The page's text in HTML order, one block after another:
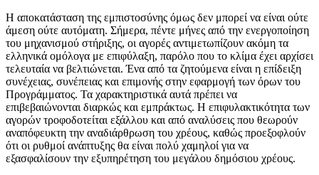
Η αποκατάσταση της εμπιστοσύνης όμως δεν μπορεί να είναι ούτε
άμεση ούτε αυτόματη. Σήμερα, πέντε μήνες από την ενεργοποίηση
του μηχανισμού στήριξης, οι αγορές αντιμετωπίζουν ακόμη τα
ελληνικά ομόλογα με επιφύλαξη, παρόλο που το κλίμα έχει αρχίσει
τελευταία να βελτιώνεται. Ένα από τα ζητούμενα είναι η επίδειξη
συνέχειας, συνέπειας και επιμονής στην εφαρμογή των όρων του
Προγράμματος. Τα χαρακτηριστικά αυτά πρέπει να
επιβεβαιώνονται διαρκώς και εμπράκτως. Η επιφυλακτικότητα των
αγορών τροφοδοτείται εξάλλου και από αναλύσεις που θεωρούν
αναπόφευκτη την αναδιάρθρωση του χρέους, καθώς προεξοφλούν
ότι οι ρυθμοί ανάπτυξης θα είναι πολύ χαμηλοί για να
εξασφαλίσουν την εξυπηρέτηση του μεγάλου δημόσιου χρέους.